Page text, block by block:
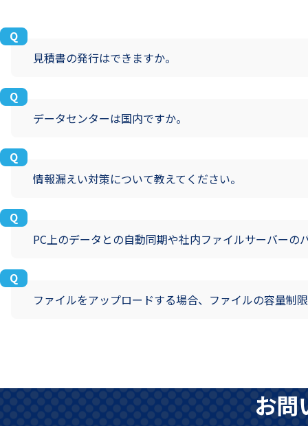
見積書の発行はできますか。
データセンターは国内ですか。
情報漏えい対策について教えてください。
PC上のデータとの自動同期や社内ファイルサーバーの
ファイルをアップロードする場合、ファイルの容量制
お問